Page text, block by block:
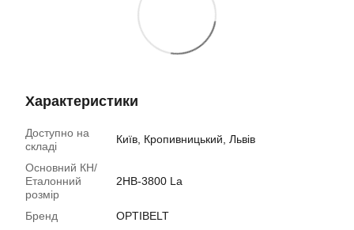
Характеристики
Доступно на
складі
Київ, Кропивницький, Львів
Основний КН/
Еталонний
розмір
2НB-3800 La
Бренд
OPTIBELT